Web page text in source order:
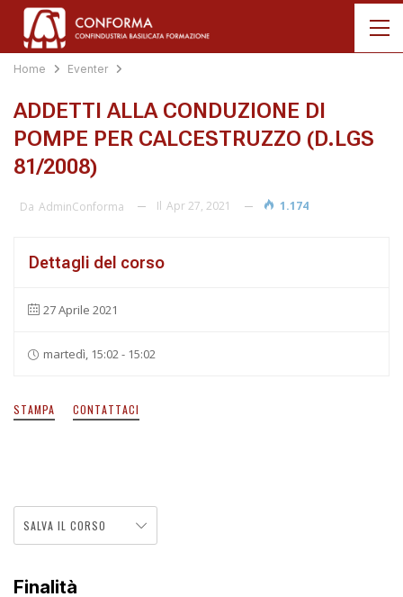
Home Eventer
ADDETTI ALLA CONDUZIONE DI
POMPE PER CALCESTRUZZO (D.LGS
81/2008)
Da AdminConforma Il Apr 27, 2021 1.174
Dettagli del corso
27 Aprile 2021
martedì, 15:02 - 15:02
STAMPA CONTATTACI
SALVA IL CORSO
Finalità